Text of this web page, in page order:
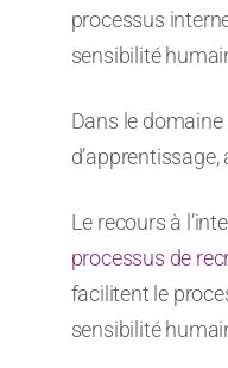
processus
sensibilité
Dans le
Le recours à
processus de
facilitent le
sensibilité